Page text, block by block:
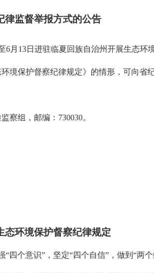
律监督举报方式的公告
月13日进驻临夏回族自治州开展生态
保护督察纪律规定》的情形，可向省
察组，邮编：730030。
态环境保护督察纪律规定
个意识”，坚定“四个自信”，做到“两